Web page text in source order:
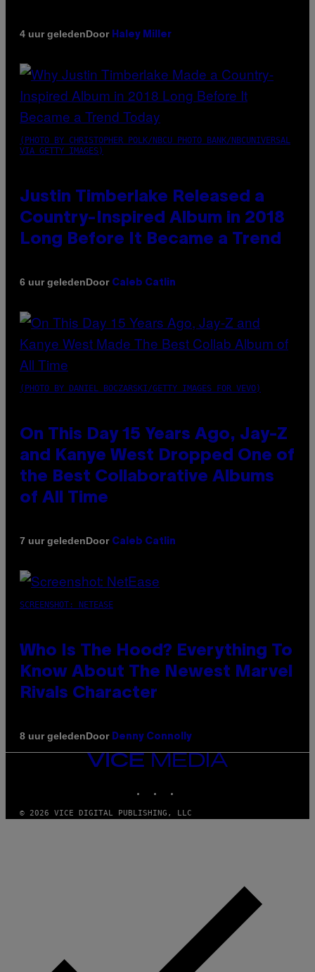
4 uur geledenDoor Haley Miller
(PHOTO BY CHRISTOPHER POLK/NBCU PHOTO BANK/NBCUNIVERSAL
VIA GETTY IMAGES)
Justin Timberlake Released a
Country-Inspired Album in 2018
Long Before It Became a Trend
6 uur geledenDoor Caleb Catlin
(PHOTO BY DANIEL BOCZARSKI/GETTY IMAGES FOR VEVO)
On This Day 15 Years Ago, Jay-Z
and Kanye West Dropped One of
the Best Collaborative Albums
of All Time
7 uur geledenDoor Caleb Catlin
SCREENSHOT: NETEASE
Who Is The Hood? Everything To
Know About The Newest Marvel
Rivals Character
8 uur geledenDoor Denny Connolly
VICE
MEDIA
© 2026 VICE DIGITAL PUBLISHING, LLC